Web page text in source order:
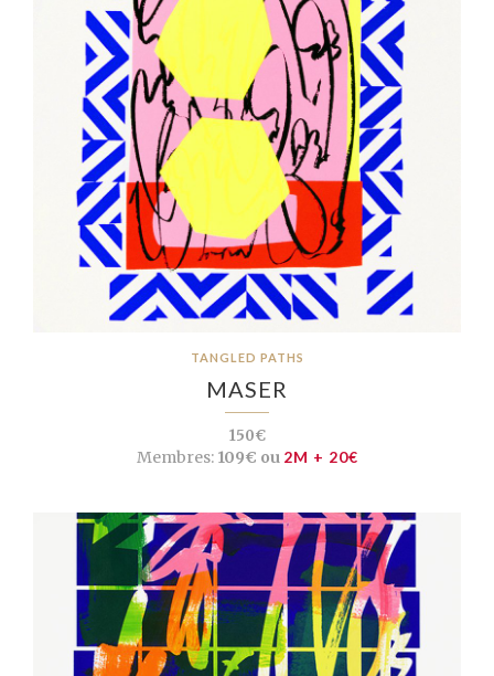
TANGLED PATHS
MASER
150€
Membres:109€ ou 2M + 20€